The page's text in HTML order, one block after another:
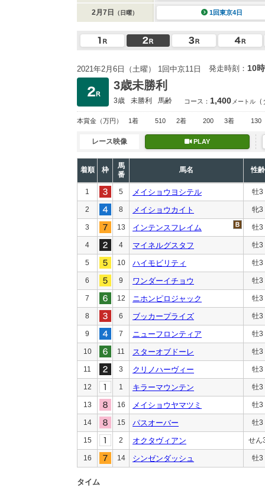
2月7日 （日曜） 1回東京4日
2021年2月6日（土曜） 1回中京11日 発走時刻： 10
3歳未勝利
3歳 未勝利 馬齢 コース： 1,400 メートル
本賞金 （万円） 1着 510 2着 200 3着 130
レース映像 PLAY
着順 枠
馬
番
馬名 性齢
1 5 メイショウヨシテル 牡3
2 8 メイショウカイト 牝3
3 13 インテンスフレイム 牡3
4 4 マイネルグスタフ 牡3
5 10 ハイモビリティ 牡3
6 9 ワンダーイチョウ 牡3
7 12 ニホンピロジャック 牡3
8 6 ブッカープライズ 牡3
9 7 ニューフロンティア 牡3
10 11 スターオブドーレ 牡3
11 3 クリノハーヴィー 牡3
12 1 キラーマウンテン 牡3
13 16 メイショウヤマツミ 牡3
14 15 パスオーバー 牡3
15 2 オクタヴィアン せん
16 14 シンゼンダッシュ 牡3
タイム